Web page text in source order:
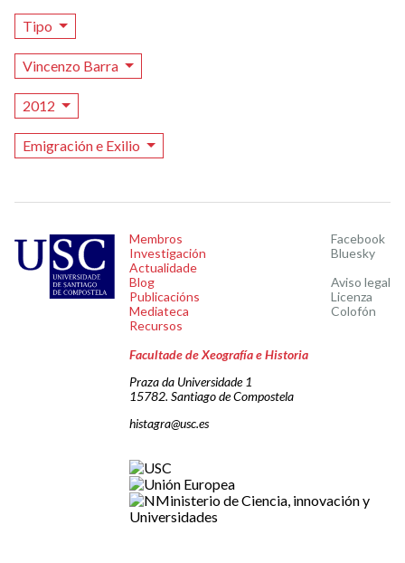
Tipo
Vincenzo Barra
2012
Emigración e Exilio
Membros
Investigación
Actualidade
Blog
Publicacións
Mediateca
Recursos
Facebook
Bluesky
Aviso legal
Licenza
Colofón
Facultade de Xeografía e Historia
Praza da Universidade 1
15782. Santiago de Compostela
histagra@usc.es